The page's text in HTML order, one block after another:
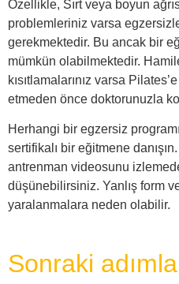
Özellikle, Sırt veya boyun
problemleriniz varsa
gerekmektedir. Bu ancak bir
mümkün olabilmektedir.
kısıtlamalarınız varsa
etmeden önce doktorunuzla
Herhangi bir egzersiz
sertifikalı bir eğitmene
antrenman videosunu
düşünebilirsiniz. Yanlış form
yaralanmalara neden olabilir.
Sonraki